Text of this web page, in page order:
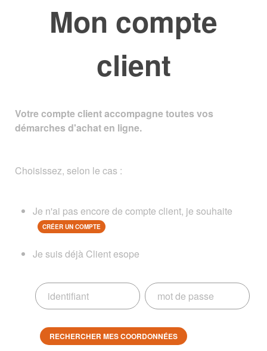
Mon compte
client
Votre compte client accompagne toutes vos
démarches d'achat en ligne.
Choisissez, selon le cas :
Je n'ai pas encore de compte client, je souhaite
CRÉER UN COMPTE
Je suis déjà Client esope
RECHERCHER MES COORDONNÉES